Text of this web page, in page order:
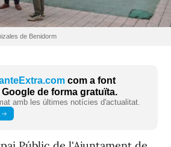
de Benidorm
com a font
de forma gratuïta.
amb les últimes notícies d'actualitat.